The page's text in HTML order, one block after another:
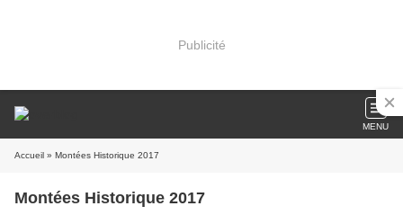
Publicité
MENU
Accueil » Montées Historique 2017
Montées Historique 2017